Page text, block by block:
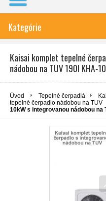
Kategórie
Kaisai komplet tepelné
nádobou na TUV 190l KHA-
Úvod Tepelné čerpadlá
tepelné čerpadlo nádobou na TUV
10kW s integrovanou nádobou na